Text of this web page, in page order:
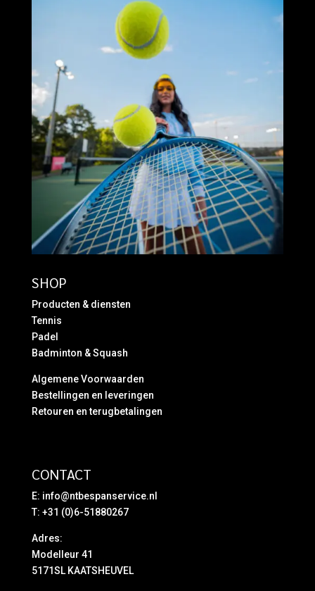
SHOP
Producten & diensten
Tennis
Padel
Badminton & Squash
Algemene Voorwaarden
Bestellingen en leveringen
Retouren en terugbetalingen
CONTACT
E: info@ntbespanservice.nl
T: +31 (0)6-51880267
Adres:
Modelleur 41
5171SL KAATSHEUVEL